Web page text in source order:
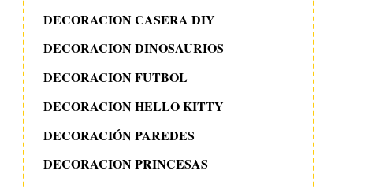
DECORACION CASERA DIY
DECORACION DINOSAURIOS
DECORACION FUTBOL
DECORACION HELLO KITTY
DECORACIÓN PAREDES
DECORACION PRINCESAS